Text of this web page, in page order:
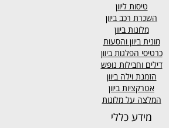
טיסות ליוון
השכרת רכב ביוון
מלונות ביוון
מונית ביוון והסעות
כרטיסי הפלגות ביוון
דילים וחבילות נופש
הזמנת וילה ביוון
אטרקציות ביוון
המלצה על מלונות
מידע כללי